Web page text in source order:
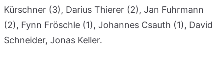
Kürschner (3), Darius Thierer (2), Jan Fuhrmann
(2), Fynn Fröschle (1), Johannes Csauth (1), David
Schneider, Jonas Keller.